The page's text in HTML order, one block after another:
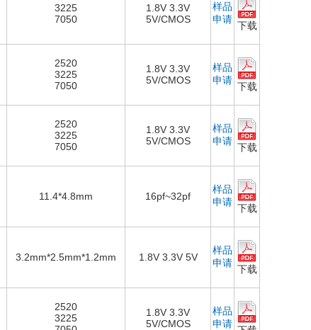
3225
7050
1.8V 3.3V
5V/CMOS
样品
申请
下载
2520
3225
7050
1.8V 3.3V
5V/CMOS
样品
申请
下载
2520
3225
7050
1.8V 3.3V
5V/CMOS
样品
申请
下载
11.4*4.8mm 16pf~32pf
样品
申请
下载
3.2mm*2.5mm*1.2mm 1.8V 3.3V 5V
样品
申请
下载
2520
3225
1.8V 3.3V
5V/CMOS
样品
申请